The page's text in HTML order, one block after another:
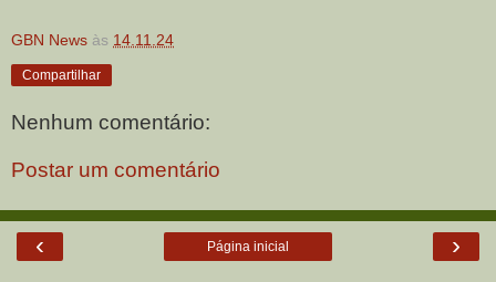
GBN News às 14.11.24
Compartilhar
Nenhum comentário:
Postar um comentário
‹ ›
Página inicial